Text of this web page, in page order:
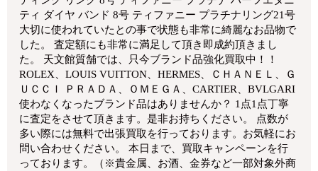
ティ ダイヤ バンド 8号 ティファニー プラチナリング21号
大切に使われていたとの事で状態も非常に綺麗なお品物で
した。 査定額にも非常に満足して頂き即成約頂きまし
た。 天文館質舗では、只今ブランド品強化買取中！！
ROLEX、LOUIS VUITTON、HERMES、ＣＨＡＮＥＬ、Ｇ
ＵＣＣＩ ＰＲＡＤＡ、ＯＭＥＧＡ、CARTIER、BVLGARI
使わなくなったブランド品はありませんか？ 1点1点丁寧
に査定をさせて頂きます。是非お持ちください。 点数が
多い際には無料で出張買取を行っております。お気軽にお
問い合わせください。 本日まで、買取キャンペーンを行
っております。（※貴金属、お酒、金券など一部対象外商